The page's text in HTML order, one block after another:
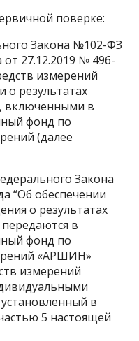
поверке:
Закона №102-ФЗ
27.12.2019 № 496-
измерений
о результатах
включенными в
фонд по
(далее
Закона
“Об обеспечении
о результатах
в
фонд по
«АРШИН»
измерений
в
5 настоящей